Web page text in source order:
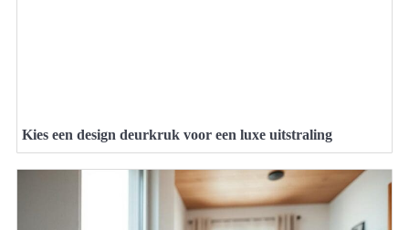
Kies een design deurkruk voor een luxe uitstraling